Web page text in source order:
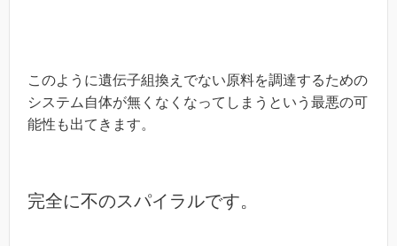
このように遺伝子組換えでない原料を調達するための
システム自体が無くなくなってしまうという最悪の可
能性も出てきます。
完全に不のスパイラルです。